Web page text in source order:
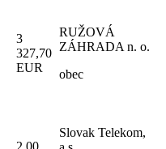
3
327,70
EUR
RUŽOVÁ
ZÁHRADA n. o.
obec
2,00
Slovak Telekom,